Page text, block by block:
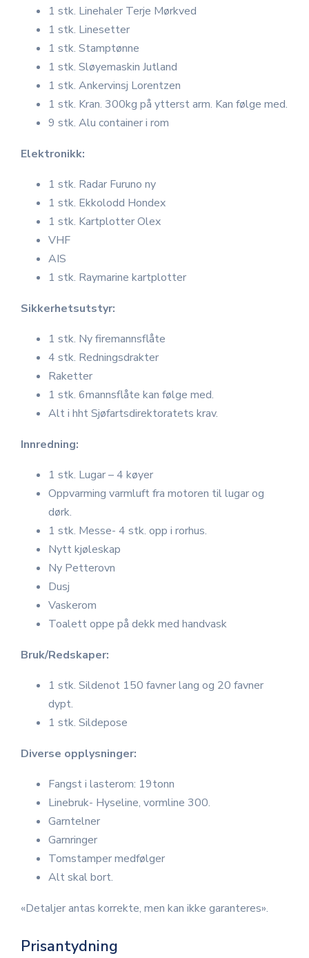
1 stk. Linehaler Terje Mørkved
1 stk. Linesetter
1 stk. Stamptønne
1 stk. Sløyemaskin Jutland
1 stk. Ankervinsj Lorentzen
1 stk. Kran. 300kg på ytterst arm. Kan følge med.
9 stk. Alu container i rom
Elektronikk:
1 stk. Radar Furuno ny
1 stk. Ekkolodd Hondex
1 stk. Kartplotter Olex
VHF
AIS
1 stk. Raymarine kartplotter
Sikkerhetsutstyr:
1 stk. Ny firemannsflåte
4 stk. Redningsdrakter
Raketter
1 stk. 6mannsflåte kan følge med.
Alt i hht Sjøfartsdirektoratets krav.
Innredning:
1 stk. Lugar – 4 køyer
Oppvarming varmluft fra motoren til lugar og
dørk.
1 stk. Messe- 4 stk. opp i rorhus.
Nytt kjøleskap
Ny Petterovn
Dusj
Vaskerom
Toalett oppe på dekk med handvask
Bruk/Redskaper:
1 stk. Sildenot 150 favner lang og 20 favner
dypt.
1 stk. Sildepose
Diverse opplysninger:
Fangst i lasterom: 19tonn
Linebruk- Hyseline, vormline 300.
Garntelner
Garnringer
Tomstamper medfølger
Alt skal bort.
«Detaljer antas korrekte, men kan ikke garanteres».
Prisantydning